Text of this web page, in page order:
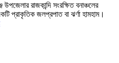
রাজকান্দি সংরক্ষিত বনাঞ্চলের
প্রাকৃতিক জলপ্রপাত বা ঝর্ণা হামহাম।